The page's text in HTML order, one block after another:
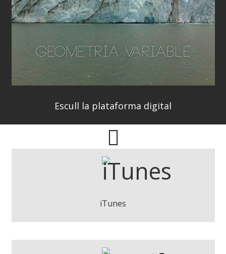
Escull la plataforma digital
iTunes
NU-B - Geometría Variable